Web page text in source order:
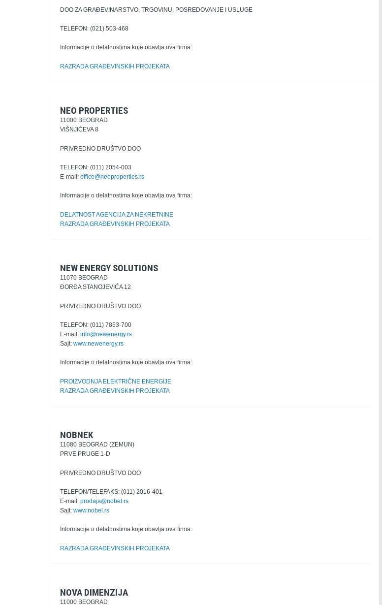
DOO ZA GRAĐEVINARSTVO, TRGOVINU, POSREDOVANJE I USLUGE
TELEFON: (021) 503-468
Informacije o delatnostima koje obavlja ova firma:
RAZRADA GRAĐEVINSKIH PROJEKATA
NEO PROPERTIES
11000 BEOGRAD
VIŠNJIĆEVA 8
PRIVREDNO DRUŠTVO DOO
TELEFON: (011) 2054-003
E-mail: office@neoproperties.rs
Informacije o delatnostima koje obavlja ova firma:
DELATNOST AGENCIJA ZA NEKRETNINE
RAZRADA GRAĐEVINSKIH PROJEKATA
NEW ENERGY SOLUTIONS
11070 BEOGRAD
ĐORĐA STANOJEVIĆA 12
PRIVREDNO DRUŠTVO DOO
TELEFON: (011) 7853-700
E-mail: info@newenergy.rs
Sajt: www.newenergy.rs
Informacije o delatnostima koje obavlja ova firma:
PROIZVODNJA ELEKTRIČNE ENERGIJE
RAZRADA GRAĐEVINSKIH PROJEKATA
NOBNEK
11080 BEOGRAD (ZEMUN)
PRVE PRUGE 1-D
PRIVREDNO DRUŠTVO DOO
TELEFON/TELEFAKS: (011) 2016-401
E-mail: prodaja@nobel.rs
Sajt: www.nobel.rs
Informacije o delatnostima koje obavlja ova firma:
RAZRADA GRAĐEVINSKIH PROJEKATA
NOVA DIMENZIJA
11000 BEOGRAD